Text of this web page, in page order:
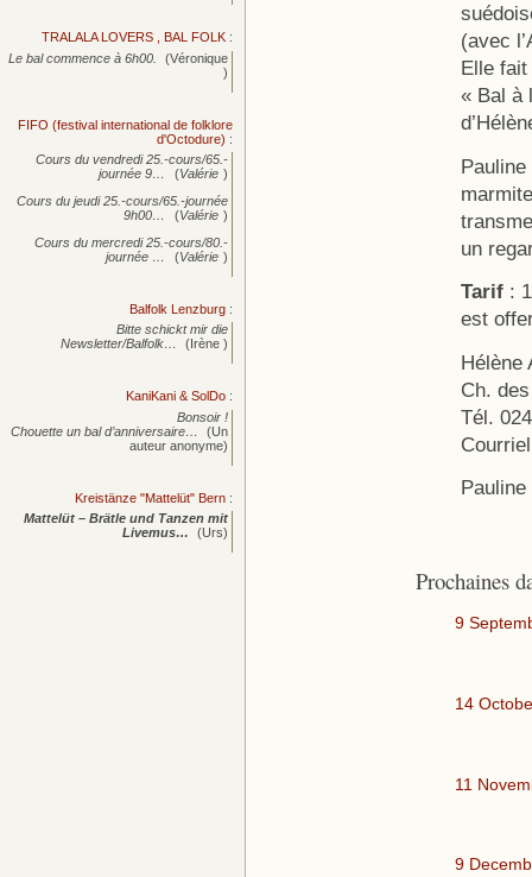
(avec
Elle fait
« Bal à
un
Tarif:
est
Hélène
Ch.
Tél.
Prochaines
9
14
11
9
TRALALA LOVERS , BAL FOLK :
Le bal commence à 6h00.
(Véronique
)
FIFO (festival international de folklore
d'Octodure) :
Cours du vendredi 25.-cours/65.-
journée 9… (Valérie )
Cours du jeudi 25.-cours/65.-journée
9h00…
(Valérie )
Cours du mercredi 25.-cours/80.-
journée … (Valérie )
Balfolk Lenzburg :
Bitte schickt mir die
Newsletter/Balfolk…
(Irène )
KaniKani & SolDo :
Bonsoir !
Chouette un bal d’anniversaire…
(Un
auteur anonyme)
Kreistänze "Mattelüt" Bern :
Mattelüt – Brätle und Tanzen mit
Livemus…
(Urs)